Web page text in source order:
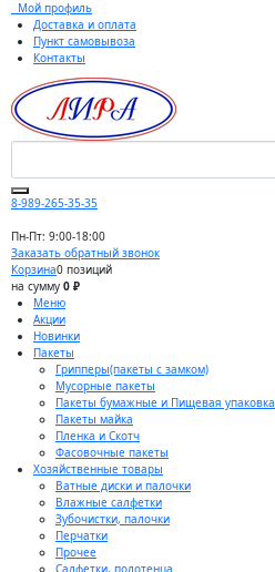
Мой профиль
Доставка и оплата
Пункт самовывоза
Контакты
8-989-265-35-35
Пн-Пт: 9:00-18:00
Заказать обратный звонок
Корзина0 позиций
на сумму 0 ₽
Меню
Акции
Новинки
Пакеты
Грипперы(пакеты с замком)
Мусорные пакеты
Пакеты бумажные и Пищевая упаковка
Пакеты майка
Пленка и Скотч
Фасовочные пакеты
Хозяйственные товары
Ватные диски и палочки
Влажные салфетки
Зубочистки, палочки
Перчатки
Прочее
Салфетки, полотенца